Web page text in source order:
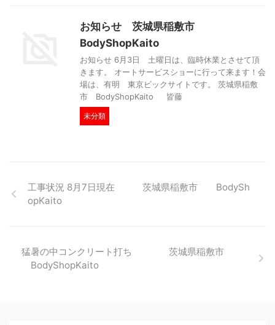
お知らせ 茨城県稲敷市
BodyShopKaito
お知らせ 6月3日 土曜日は、臨時休業とさせて頂
きます。 オートサービスショーに行って来ます！会
場は、有明 東京ビックサイトです。 茨城県稲敷
市 BodyShopKaito 皆藤
未分類
工事状況 8月7日現在 茨城県稲敷市 BodySh
opKaito
猛暑の中コンクリート打ち 茨城県稲敷市
BodyShopKaito